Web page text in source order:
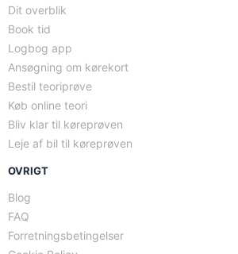
Dit overblik
Book tid
Logbog app
Ansøgning om kørekort
Bestil teoriprøve
Køb online teori
Bliv klar til køreprøven
Leje af bil til køreprøven
OVRIGT
Blog
FAQ
Forretningsbetingelser